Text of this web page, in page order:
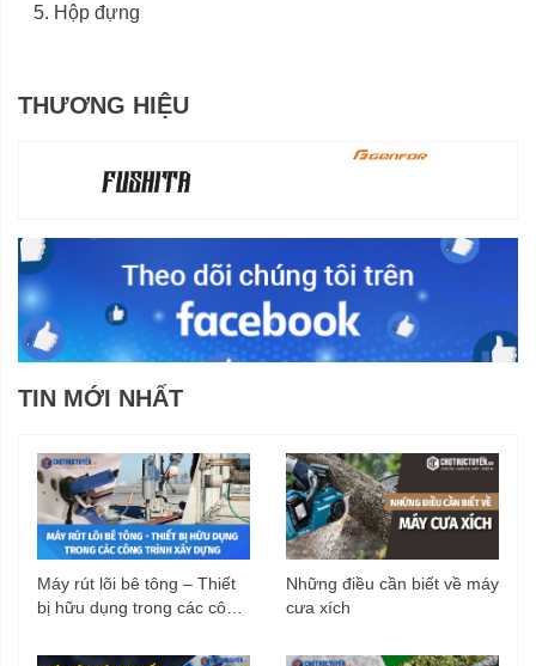
Hộp đựng
THƯƠNG HIỆU
TIN MỚI NHẤT
Máy rút lõi bê tông – Thiết
bị hữu dụng trong các công
Những điều cần biết về máy
cưa xích